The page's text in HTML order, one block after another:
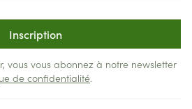
Inscription
vous vous abonnez à notre newsletter
de confidentialité.